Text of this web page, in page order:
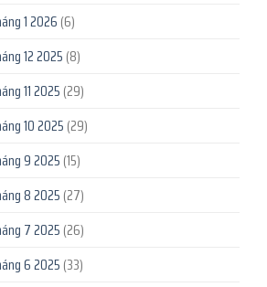
1 2026 (6)
12 2025 (8)
11 2025 (29)
10 2025 (29)
9 2025 (15)
8 2025 (27)
7 2025 (26)
6 2025 (33)